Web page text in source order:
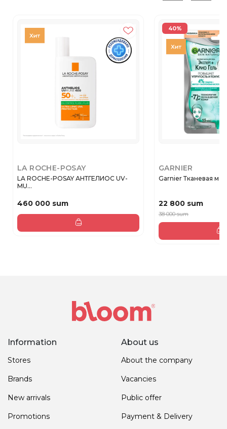
LA ROCHE-POSAY
LA ROCHE-POSAY АНТГЕЛИОС UV-
MU...
460 000 sum
40%
GARNIER
Garnier Тканевая
22 800 sum
38 000 sum
Information
Stores
Brands
New arrivals
Promotions
About us
About the company
Vacancies
Public offer
Payment & Delivery